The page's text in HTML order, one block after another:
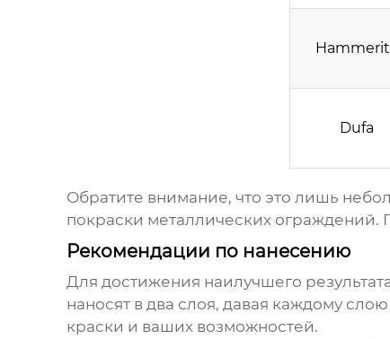
Dufa
Обратите внимание, что это лишь
покраски металлических ограждений.
Рекомендации по нанесению
Для достижения наилучшего
наносят в два слоя, давая каждому
краски и ваших возможностей.